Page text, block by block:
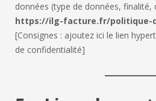
données (type de données,
https://ilg-facture.fr/politique-
[Consignes : ajoutez ici le lien
de confidentialité]